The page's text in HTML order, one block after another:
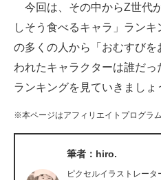
ビジネスと働き方のヒント
マーケ×ITの今がよく分かる
今回は、その中からZ世代
しそう食べるキャラ」ラン
の多くの人から「おむすび
われたキャラクターは誰だっ
ランキングを見ていきましょ
※本ページはアフィリエイトプログラ
筆者：hiro.
ピクセルイラストレー